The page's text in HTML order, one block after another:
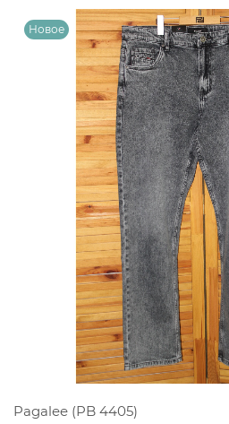
Pagalee (PB 4405)